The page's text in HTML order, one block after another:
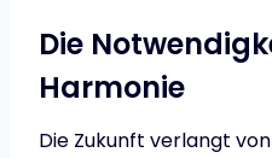
Die
Harmonie
Die Zukunft verlangt